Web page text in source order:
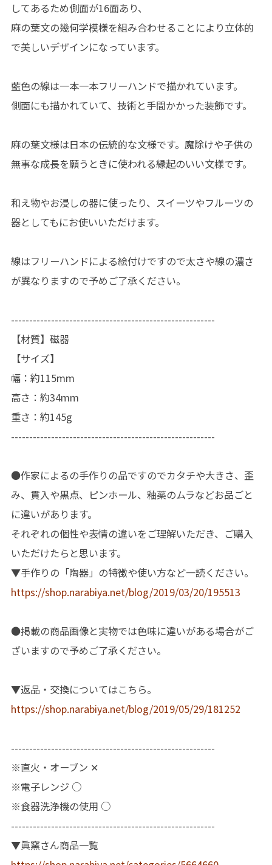
してあるため側面が16面あり、
麻の葉文の幾何学模様を組み合わせることにより立体的
で美しいデザインになっています。
藍色の線は一本一本フリーハンドで描かれています。
側面にも描かれていて、技術と手間かかった装飾です。
麻の葉文様は日本の伝統的な文様です。魔除けや子供の
無事な成長を願うときに使われる縁起のいい文様です。
和え物やお浸しの器に使ったり、スイーツやフルーツの
器としてもにお使いいただけます。
線はフリーハンドによる絵付けですので太さや線の濃さ
が異なりますので予めご了承ください。
--------------------------------------------------------
【材質】磁器
【サイズ】
幅：約115mm
高さ：約34mm
重さ：約145g
--------------------------------------------------------
●作家によるの手作りの品ですのでカタチや大きさ、歪
み、貫入や黒点、ピンホール、釉薬のムラなどお品ごと
に違いがあります。
それぞれの個性や表情の違いをご理解いただき、ご購入
いただけたらと思います。
▼手作りの「陶器」の特徴や使い方など一読ください。
https://shop.narabiya.net/blog/2019/03/20/195513
●掲載の商品画像と実物では色味に違いがある場合がご
ざいますので予めご了承ください。
▼返品・交換についてはこちら。
https://shop.narabiya.net/blog/2019/05/29/181252
--------------------------------------------------------
※直火・オーブン ✕
※電子レンジ ○
※食器洗浄機の使用 ○
--------------------------------------------------------
▼眞窯さん商品一覧